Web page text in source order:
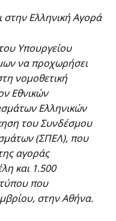
στην Ελληνική Αγορά
Υπουργείου
να προχωρήσει
νομοθετική
Εθνικών
Ελληνικών
του Συνδέσμου
(ΣΠΕΛ), που
αγοράς
και 1.500
που
στην Αθήνα.